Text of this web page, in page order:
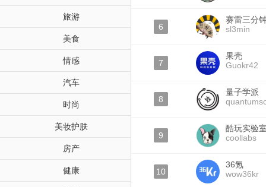
旅游
美食
情感
汽车
时尚
美妆护肤
房产
健康
6
赛雷三分
sl3min
7
果壳
Guokr42
8
量子学派
9
酷玩实验
coollabs
10
36氪
wow36kr